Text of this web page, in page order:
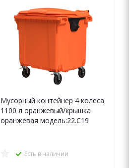
Мусорный контейнер 4 колеса
1100 л оранжевый/крышка
оранжевая модель:22.C19
Есть в наличии